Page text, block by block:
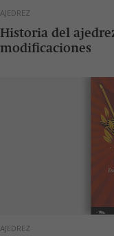
AJEDREZ
Historia del
modificaciones
AJEDREZ